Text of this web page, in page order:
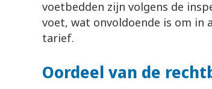
voetbedden zijn volgens de
voet, wat onvoldoende is om in
tarief.
Oordeel van de